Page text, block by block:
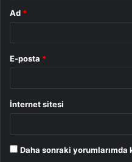
Ad *
E-posta *
İnternet sitesi
Daha sonraki yorumlarımda